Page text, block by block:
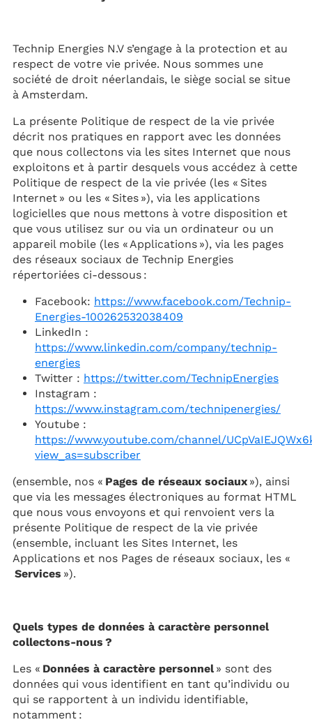
Technip Energies N.V s’engage à la protection et au
respect de votre vie privée. Nous sommes une
société de droit néerlandais, le siège social se situe
à Amsterdam.
La présente Politique de respect de la vie privée
décrit nos pratiques en rapport avec les données
que nous collectons via les sites Internet que nous
exploitons et à partir desquels vous accédez à cette
Politique de respect de la vie privée (les « Sites
Internet » ou les « Sites »), via les applications
logicielles que nous mettons à votre disposition et
que vous utilisez sur ou via un ordinateur ou un
appareil mobile (les « Applications »), via les pages
des réseaux sociaux de Technip Energies
répertoriées ci-dessous :
Facebook: https://www.facebook.com/Technip-
Energies-100262532038409
LinkedIn :
https://www.linkedin.com/company/technip-
energies
Twitter : https://twitter.com/TechnipEnergies
Instagram :
https://www.instagram.com/technipenergies/
Youtube :
https://www.youtube.com/channel/
view_as=subscriber
(ensemble, nos « Pages de réseaux sociaux »), ainsi
que via les messages électroniques au format HTML
que nous vous envoyons et qui renvoient vers la
présente Politique de respect de la vie privée
(ensemble, incluant les Sites Internet, les
Applications et nos Pages de réseaux sociaux, les «
Services »).
Quels types de données à caractère personnel
collectons-nous ?
Les « Données à caractère personnel» sont des
données qui vous identifient en tant qu’individu ou
qui se rapportent à un individu identifiable,
notamment :